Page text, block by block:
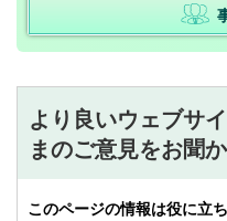
より良いウェブサ
まのご意見をお聞
このページの情報は役に立